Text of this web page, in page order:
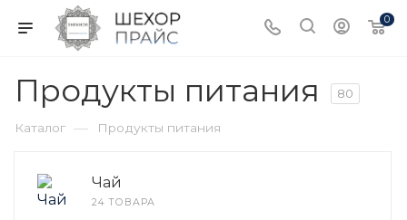
0
Продукты питания 80
Каталог — Продукты питания
Чай
24 ТОВАРА